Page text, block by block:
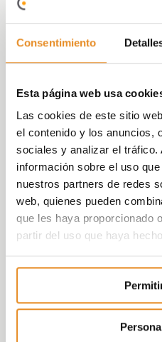
Consentimiento
Esta página web usa
Las cookies de este sitio
el contenido y los anuncios,
sociales y analizar el tráfico.
información sobre el uso
nuestros partners de redes
web, quienes pueden
que les haya proporcionado
partir del uso que haya